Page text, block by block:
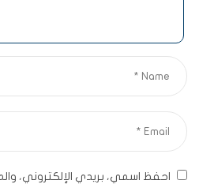
احفظ اسمي، بريدي الإلكتروني،